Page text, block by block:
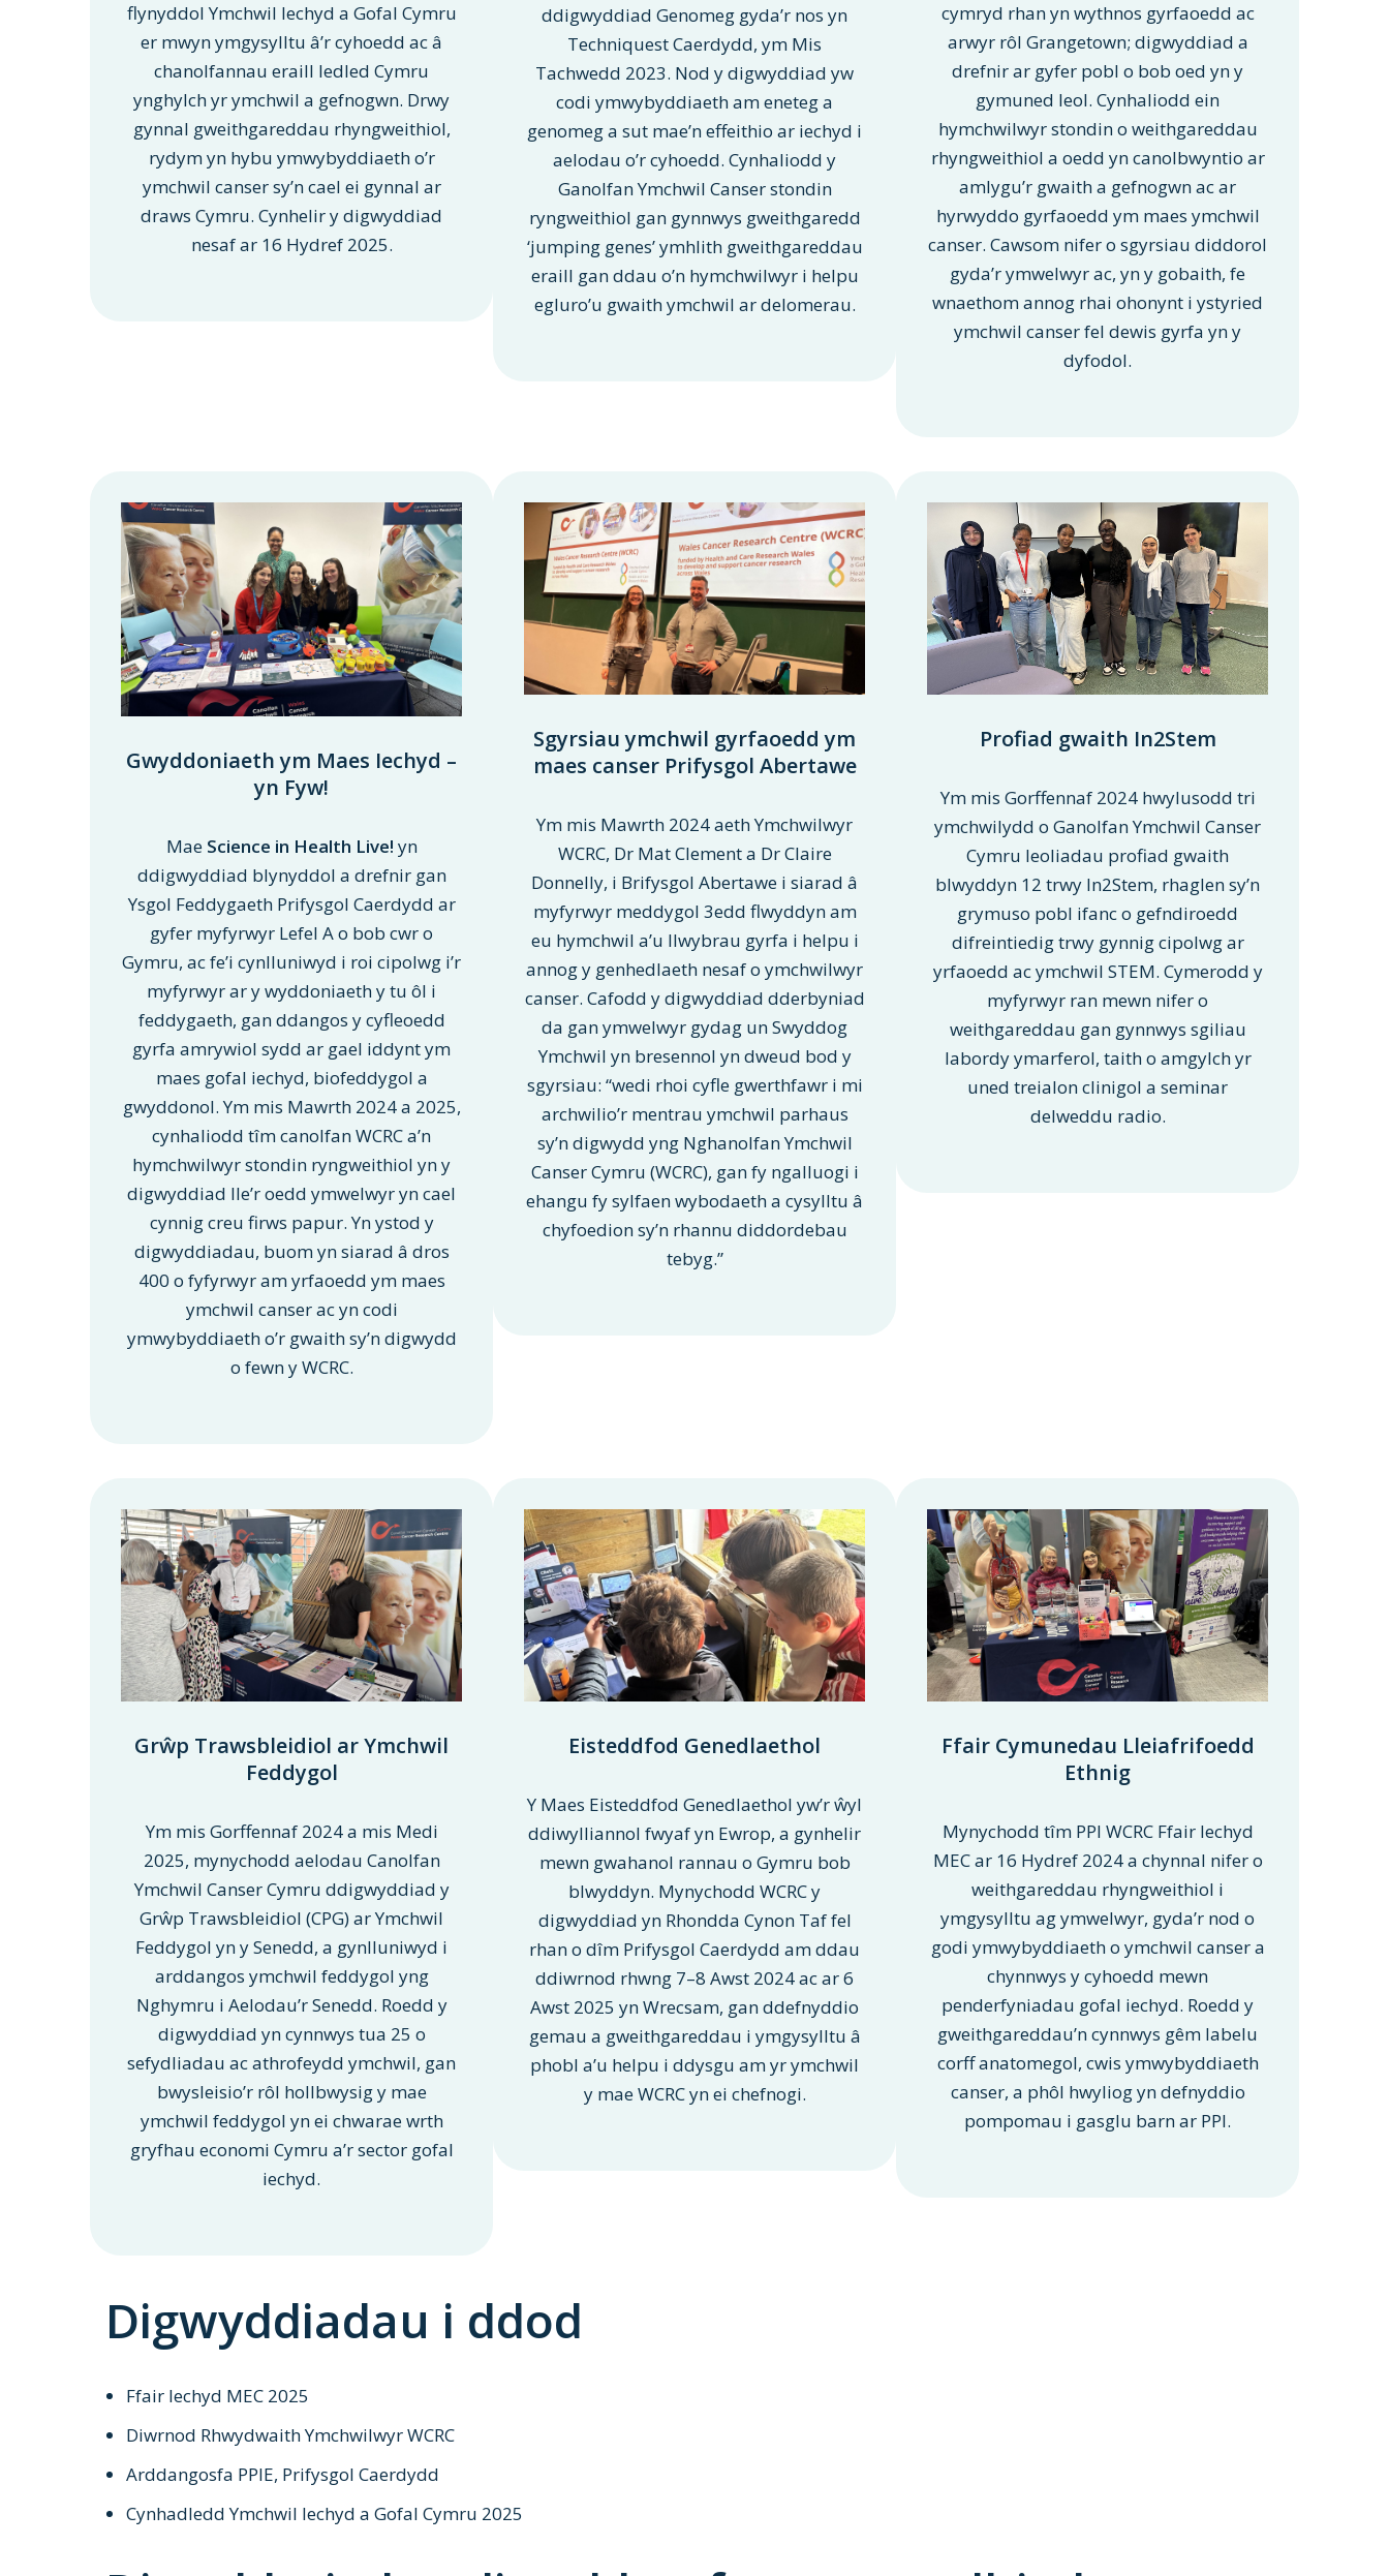
flynyddol Ymchwil Iechyd a Gofal Cymru
er mwyn ymgysylltu â’r cyhoedd ac â
chanolfannau eraill ledled Cymru
ynghylch yr ymchwil a gefnogwn. Drwy
gynnal gweithgareddau rhyngweithiol,
rydym yn hybu ymwybyddiaeth o’r
ymchwil canser sy’n cael ei gynnal ar
draws Cymru. Cynhelir y digwyddiad
nesaf ar 16 Hydref 2025.
ddigwyddiad Genomeg gyda’r nos yn
Techniquest Caerdydd, ym Mis
Tachwedd 2023. Nod y digwyddiad yw
codi ymwybyddiaeth am eneteg a
genomeg a sut mae’n effeithio ar iechyd i
aelodau o’r cyhoedd. Cynhaliodd y
Ganolfan Ymchwil Canser stondin
ryngweithiol gan gynnwys gweithgaredd
‘jumping genes’ ymhlith gweithgareddau
eraill gan ddau o’n hymchwilwyr i helpu
egluro’u gwaith ymchwil ar delomerau.
cymryd rhan yn wythnos gyrfaoedd ac
arwyr rôl Grangetown; digwyddiad a
drefnir ar gyfer pobl o bob oed yn y
gymuned leol. Cynhaliodd ein
hymchwilwyr stondin o weithgareddau
rhyngweithiol a oedd yn canolbwyntio ar
amlygu’r gwaith a gefnogwn ac ar
hyrwyddo gyrfaoedd ym maes ymchwil
canser. Cawsom nifer o sgyrsiau diddorol
gyda’r ymwelwyr ac, yn y gobaith, fe
wnaethom annog rhai ohonynt i ystyried
ymchwil canser fel dewis gyrfa yn y
dyfodol.
Gwyddoniaeth ym Maes Iechyd –
yn Fyw!
Mae Science in Health Live! yn
ddigwyddiad blynyddol a drefnir gan
Ysgol Feddygaeth Prifysgol Caerdydd ar
gyfer myfyrwyr Lefel A o bob cwr o
Gymru, ac fe’i cynlluniwyd i roi cipolwg i’r
myfyrwyr ar y wyddoniaeth y tu ôl i
feddygaeth, gan ddangos y cyfleoedd
gyrfa amrywiol sydd ar gael iddynt ym
maes gofal iechyd, biofeddygol a
gwyddonol. Ym mis Mawrth 2024 a 2025,
cynhaliodd tîm canolfan WCRC a’n
hymchwilwyr stondin ryngweithiol yn y
digwyddiad lle’r oedd ymwelwyr yn cael
cynnig creu firws papur. Yn ystod y
digwyddiadau, buom yn siarad â dros
400 o fyfyrwyr am yrfaoedd ym maes
ymchwil canser ac yn codi
ymwybyddiaeth o’r gwaith sy’n digwydd
o fewn y WCRC.
Sgyrsiau ymchwil gyrfaoedd ym
maes canser Prifysgol Abertawe
Ym mis Mawrth 2024 aeth Ymchwilwyr
WCRC, Dr Mat Clement a Dr Claire
Donnelly, i Brifysgol Abertawe i siarad â
myfyrwyr meddygol 3edd flwyddyn am
eu hymchwil a’u llwybrau gyrfa i helpu i
annog y genhedlaeth nesaf o ymchwilwyr
canser. Cafodd y digwyddiad dderbyniad
da gan ymwelwyr gydag un Swyddog
Ymchwil yn bresennol yn dweud bod y
sgyrsiau: “wedi rhoi cyfle gwerthfawr i mi
archwilio’r mentrau ymchwil parhaus
sy’n digwydd yng Nghanolfan Ymchwil
Canser Cymru (WCRC), gan fy ngalluogi i
ehangu fy sylfaen wybodaeth a cysylltu â
chyfoedion sy’n rhannu diddordebau
tebyg.”
Profiad gwaith In2Stem
Ym mis Gorffennaf 2024 hwylusodd tri
ymchwilydd o Ganolfan Ymchwil Canser
Cymru leoliadau profiad gwaith
blwyddyn 12 trwy In2Stem, rhaglen sy’n
grymuso pobl ifanc o gefndiroedd
difreintiedig trwy gynnig cipolwg ar
yrfaoedd ac ymchwil STEM. Cymerodd y
myfyrwyr ran mewn nifer o
weithgareddau gan gynnwys sgiliau
labordy ymarferol, taith o amgylch yr
uned treialon clinigol a seminar
delweddu radio.
Grŵp Trawsbleidiol ar Ymchwil
Feddygol
Ym mis Gorffennaf 2024 a mis Medi
2025, mynychodd aelodau Canolfan
Ymchwil Canser Cymru ddigwyddiad y
Grŵp Trawsbleidiol (CPG) ar Ymchwil
Feddygol yn y Senedd, a gynlluniwyd i
arddangos ymchwil feddygol yng
Nghymru i Aelodau’r Senedd. Roedd y
digwyddiad yn cynnwys tua 25 o
sefydliadau ac athrofeydd ymchwil, gan
bwysleisio’r rôl hollbwysig y mae
ymchwil feddygol yn ei chwarae wrth
gryfhau economi Cymru a’r sector gofal
iechyd.
Eisteddfod Genedlaethol
Y Maes Eisteddfod Genedlaethol yw’r ŵyl
ddiwylliannol fwyaf yn Ewrop, a gynhelir
mewn gwahanol rannau o Gymru bob
blwyddyn. Mynychodd WCRC y
digwyddiad yn Rhondda Cynon Taf fel
rhan o dîm Prifysgol Caerdydd am ddau
ddiwrnod rhwng 7–8 Awst 2024 ac ar 6
Awst 2025 yn Wrecsam, gan ddefnyddio
gemau a gweithgareddau i ymgysylltu â
phobl a’u helpu i ddysgu am yr ymchwil
y mae WCRC yn ei chefnogi.
Ffair Cymunedau Lleiafrifoedd
Ethnig
Mynychodd tîm PPI WCRC Ffair Iechyd
MEC ar 16 Hydref 2024 a chynnal nifer o
weithgareddau rhyngweithiol i
ymgysylltu ag ymwelwyr, gyda’r nod o
godi ymwybyddiaeth o ymchwil canser a
chynnwys y cyhoedd mewn
penderfyniadau gofal iechyd. Roedd y
gweithgareddau’n cynnwys gêm labelu
corff anatomegol, cwis ymwybyddiaeth
canser, a phôl hwyliog yn defnyddio
pompomau i gasglu barn ar PPI.
Digwyddiadau i ddod
Ffair Iechyd MEC 2025
Diwrnod Rhwydwaith Ymchwilwyr WCRC
Arddangosfa PPIE, Prifysgol Caerdydd
Cynhadledd Ymchwil Iechyd a Gofal Cymru 2025